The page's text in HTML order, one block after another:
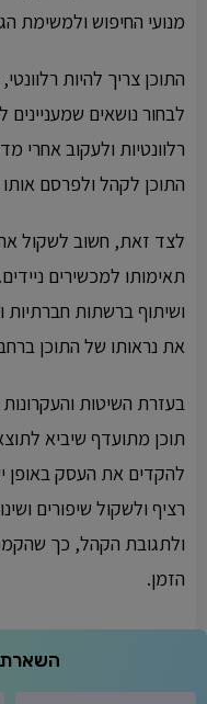
מנועי החיפוש ולמשימת
התוכן צריך להיות
לבחור נושאים
רלוונטיות ולעקוב אחרי
התוכן לקהל ולפרסם
לצד זאת, חשוב לשקול את
תאימותו למכשירים
ושיתוף ברשתות חברתיות
את נראותו של התוכן
בעזרת השיטות
תוכן מתועדף שיביא
להקדים את העסק באופן
רציף ולשקול שיפורים
ולתגובת הקהל, כך
הזמן.
השארת